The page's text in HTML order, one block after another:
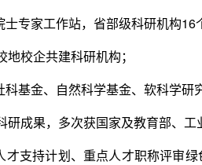
家工作站，省部级科研机构16
校企共建科研机构；
金、自然科学基金、软科学研
成果，多次获国家及教育部、工
支持计划、重点人才职称评审绿